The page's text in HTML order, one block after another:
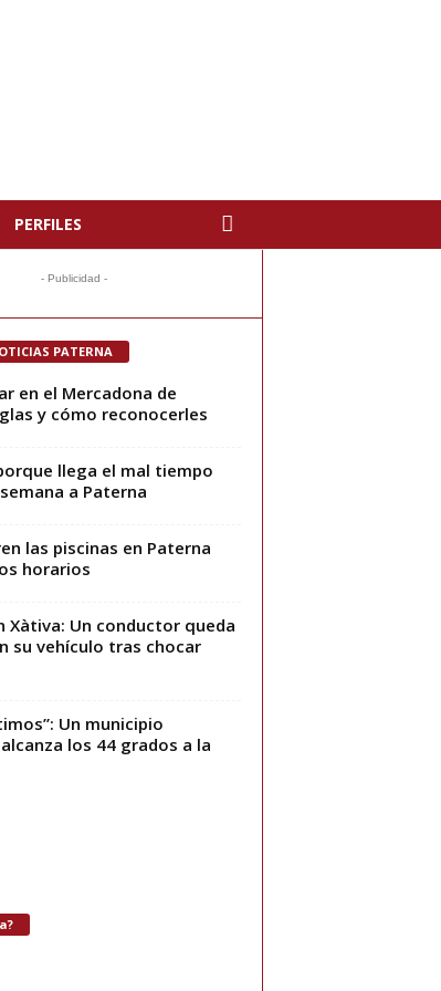
PERFILES
- Publicidad -
PATERNA
en el Mercadona de
y cómo reconocerles
llega el mal tiempo
a Paterna
las piscinas en Paterna
horarios
Xàtiva: Un conductor queda
su vehículo tras chocar
Un municipio
los 44 grados a la